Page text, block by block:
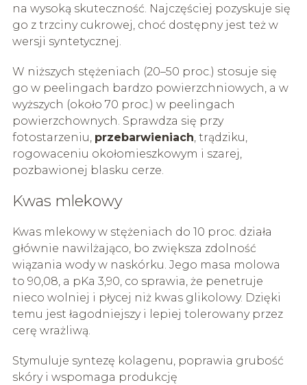
na wysoką skuteczność. Najczęściej pozyskuje się
go z trzciny cukrowej, choć dostępny jest też w
wersji syntetycznej.
W niższych stężeniach (20–50 proc.) stosuje się
go w peelingach bardzo powierzchniowych, a w
wyższych (około 70 proc.) w peelingach
powierzchownych. Sprawdza się przy
fotostarzeniu, przebarwieniach, trądziku,
rogowaceniu okołomieszkowym i szarej,
pozbawionej blasku cerze.
Kwas mlekowy
Kwas mlekowy w stężeniach do 10 proc. działa
głównie nawilżająco, bo zwiększa zdolność
wiązania wody w naskórku. Jego masa molowa
to 90,08, a pKa 3,90, co sprawia, że penetruje
nieco wolniej i płycej niż kwas glikolowy. Dzięki
temu jest łagodniejszy i lepiej tolerowany przez
cerę wrażliwą.
Stymuluje syntezę kolagenu, poprawia grubość
skóry i wspomaga produkcję